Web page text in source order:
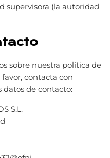
supervisora (la autoridad
sobre nuestra política de
contacta con
datos de contacto:
S.L.